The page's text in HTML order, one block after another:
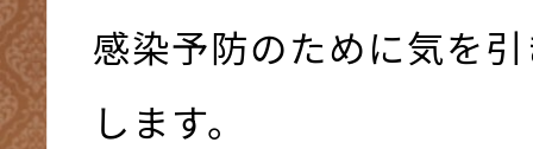
感染予防のために気を
します。